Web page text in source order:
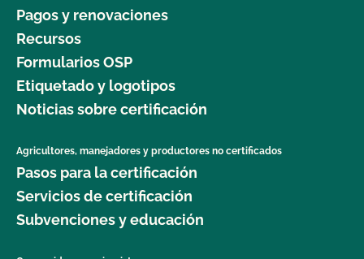
Pagos y renovaciones
Recursos
Formularios OSP
Etiquetado y logotipos
Noticias sobre certificación
Agricultores, manejadores y productores no certificados
Pasos para la certificación
Servicios de certificación
Subvenciones y educación